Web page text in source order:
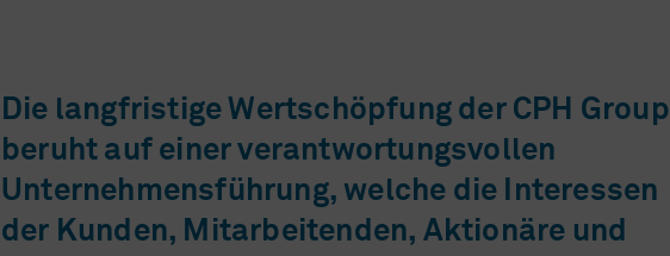
Die langfristige Wertschöpfung der CPH Group
beruht auf einer verantwortungs­vollen
Unternehmensführung, welche die Interessen
der Kunden, Mitarbeitenden, Aktionäre und